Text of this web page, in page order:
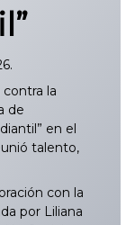
la
de
en el
talento,
con la
por Liliana